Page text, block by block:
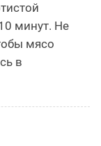
минут. Не
мясо
в